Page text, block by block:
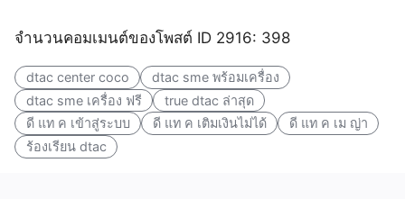
จำนวนคอมเมนต์ของโพสต์ ID 2916: 398
dtac center coco
dtac sme พร้อมเครื่อง
dtac sme เครื่อง ฟรี
true dtac ล่าสุด
ดี แท ค เข้าสู่ระบบ
ดี แท ค เติมเงินไม่ได้
ดี แท ค เม ญ่า
ร้องเรียน dtac